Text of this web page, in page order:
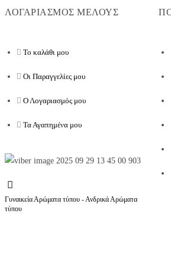
ΛΟΓΑΡΙΑΣΜΟΣ ΜΕΛΟΥΣ
Το καλάθι μου
Οι Παραγγελίες μου
Ο Λογαριασμός μου
Τα Αγαπημένα μου
Γυναικεία Αρώματα τύπου - Ανδρικά Αρώματα
τύπου